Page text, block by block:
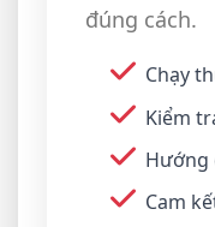
đúng cách.
Chạy
Kiểm
Hướng
Cam